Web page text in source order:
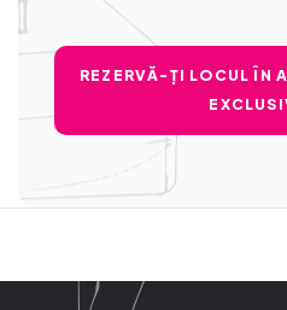
REZERVĂ-ȚI LOCUL ÎN